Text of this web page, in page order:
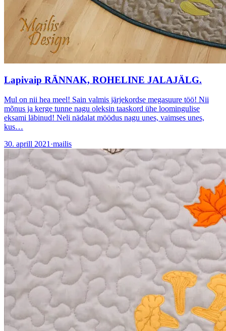
Lapivaip RÄNNAK, ROHELINE JALAJÄLG.
Mul on nii hea meel! Sain valmis järjekordse megasuure töö! Nii
mõnus ja kerge tunne nagu oleksin taaskord ühe loomingulise
eksami läbinud! Neli nädalat möödus nagu unes, vaimses unes,
kus…
30. aprill 2021 ·mailis